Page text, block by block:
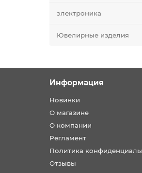
электроника
Ювелирные изделия
Информация
Новинки
О магазине
О компании
Регламент
Политика
Отзывы